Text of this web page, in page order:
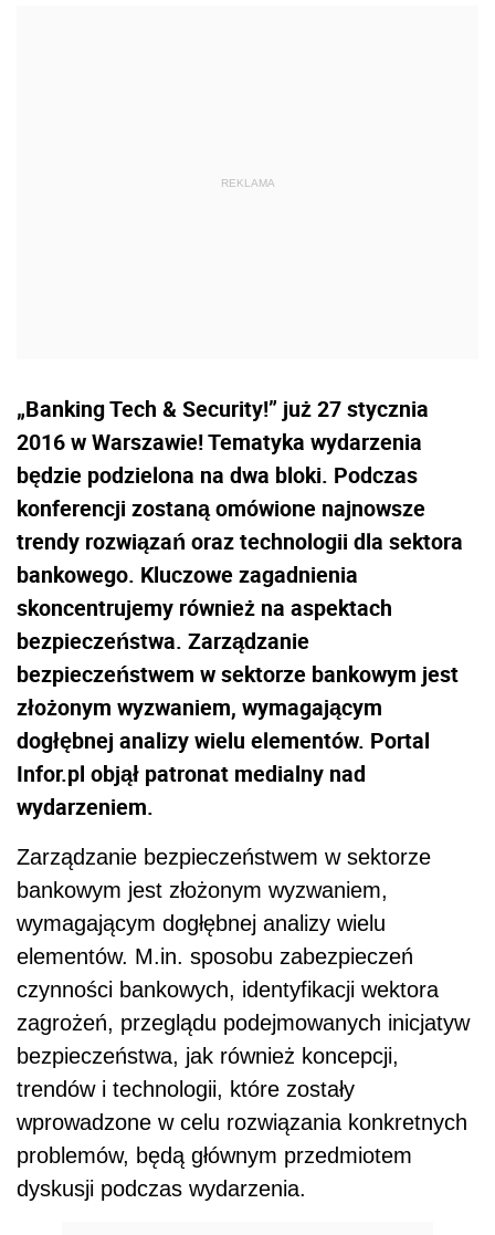
„Banking Tech & Security!” już 27 stycznia
2016 w Warszawie! Tematyka wydarzenia
będzie podzielona na dwa bloki. Podczas
konferencji zostaną omówione najnowsze
trendy rozwiązań oraz technologii dla sektora
bankowego. Kluczowe zagadnienia
skoncentrujemy również na aspektach
bezpieczeństwa. Zarządzanie
bezpieczeństwem w sektorze bankowym jest
złożonym wyzwaniem, wymagającym
dogłębnej analizy wielu elementów. Portal
Infor.pl objął patronat medialny nad
wydarzeniem.
Zarządzanie bezpieczeństwem w sektorze
bankowym jest złożonym wyzwaniem,
wymagającym dogłębnej analizy wielu
elementów. M.in. sposobu zabezpieczeń
czynności bankowych, identyfikacji wektora
zagrożeń, przeglądu podejmowanych inicjatyw
bezpieczeństwa, jak również koncepcji,
trendów i technologii, które zostały
wprowadzone w celu rozwiązania konkretnych
problemów, będą głównym przedmiotem
dyskusji podczas wydarzenia.